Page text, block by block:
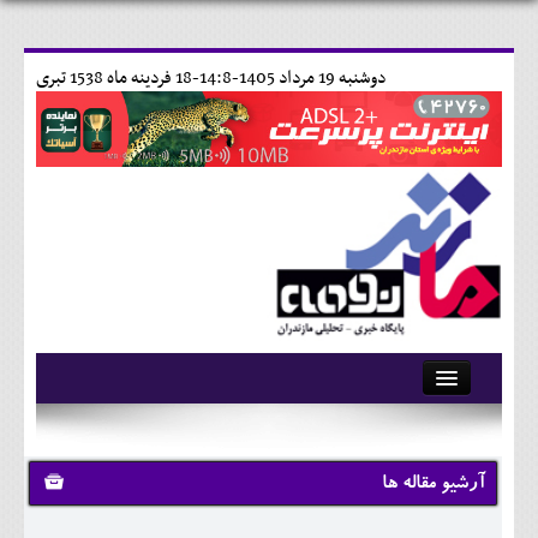
18 فردينه ماه 1538 تبری دوشنبه 19 مرداد 1405-14:8-
آرشیو
تماس با ما
وبلاگ
آرشیو مقاله ها